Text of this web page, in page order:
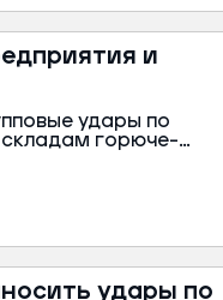
и
удары по
горюче-
удары по